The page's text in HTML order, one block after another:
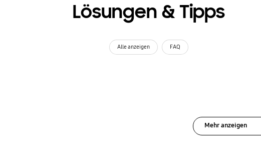
Lösungen & Tipps
Alle anzeigen FAQ
Mehr anzeigen